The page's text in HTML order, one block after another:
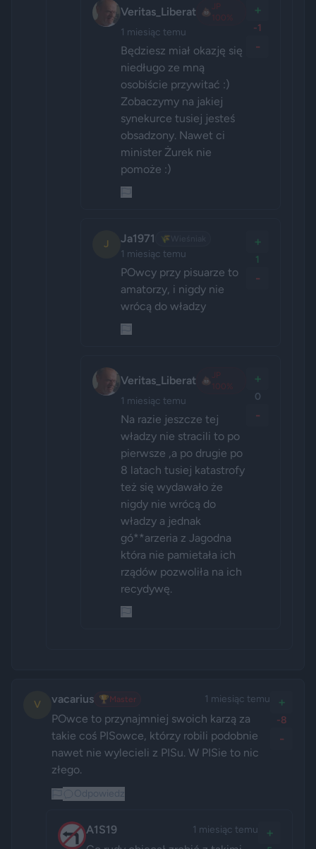
Veritas_Liberat 💩
JP
100%
1 miesiąc temu
Będziesz miał okazję się
niedługo ze mną
osobiście przywitać :)
Zobaczymy na jakiej
synekurce tusiej jesteś
obsadzony. Nawet ci
minister Żurek nie
pomoże :)
+
-1
-
J Ja1971 🌾
1 miesiąc temu
POwcy przy pisuarze to
amatorzy, i nigdy nie
wrócą do władzy
+
1
-
Veritas_Liberat 💩
JP
100%
1 miesiąc temu
Na razie jeszcze tej
władzy nie stracili to po
pierwsze ,a po drugie po
8 latach tusiej katastrofy
też się wydawało że
nigdy nie wrócą do
władzy a jednak
gó**arzeria z Jagodna
która nie pamietała ich
rządów pozwoliła na ich
recydywę.
+
0
-
V vacarius 🏆Master 1 miesiąc temu
POwce to przynajmniej swoich karzą za
takie coś PISowce, którzy robili podobnie
nawet nie wylecieli z PISu. W PISie to nic
złego.
+
-8
-
A1S19 1 miesiąc temu +